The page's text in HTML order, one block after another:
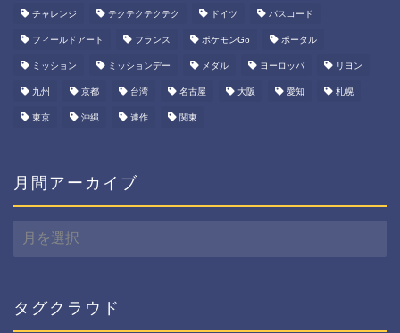
チャレンジ テクテクテクテク ドイツ パスコード
フィールドアート フランス ポケモンGo ポータル
ミッション ミッションデー メダル ヨーロッパ リヨン
九州 京都 台湾 名古屋 大阪 愛知 札幌
東京 沖縄 連作 関東
月間アーカイブ
間
カ
タグクラウド